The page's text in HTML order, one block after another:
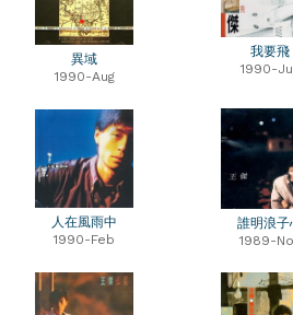
異域
1990-Aug
我要飛
1990-
人在風雨中
1990-Feb
誰明浪子
1989-